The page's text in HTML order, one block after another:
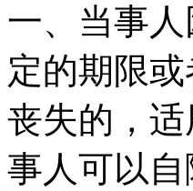
一、当事
定的期限
丧失的，
事人可以